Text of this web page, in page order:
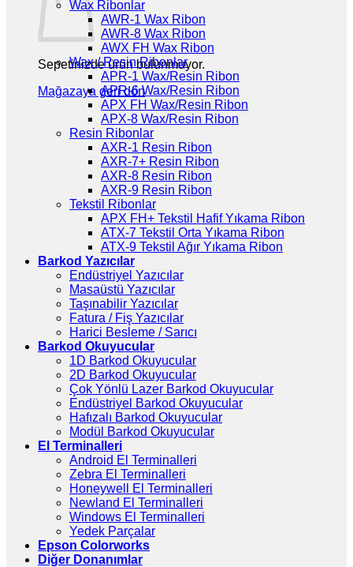
Sepetinizde ürün bulunmuyor.
Mağazaya geri dön
Wax Ribonlar
AWR-1 Wax Ribon
AWR-8 Wax Ribon
AWX FH Wax Ribon
Wax / Resin Ribonlar
APR-1 Wax/Resin Ribon
APR-6 Wax/Resin Ribon
APX FH Wax/Resin Ribon
APX-8 Wax/Resin Ribon
Resin Ribonlar
AXR-1 Resin Ribon
AXR-7+ Resin Ribon
AXR-8 Resin Ribon
AXR-9 Resin Ribon
Tekstil Ribonlar
APX FH+ Tekstil Hafif Yıkama Ribon
ATX-7 Tekstil Orta Yıkama Ribon
ATX-9 Tekstil Ağır Yıkama Ribon
Barkod Yazıcılar
Endüstriyel Yazıcılar
Masaüstü Yazıcılar
Taşınabilir Yazıcılar
Fatura / Fiş Yazıcılar
Harici Besleme / Sarıcı
Barkod Okuyucular
1D Barkod Okuyucular
2D Barkod Okuyucular
Çok Yönlü Lazer Barkod Okuyucular
Endüstriyel Barkod Okuyucular
Hafızalı Barkod Okuyucular
Modül Barkod Okuyucular
El Terminalleri
Android El Terminalleri
Zebra El Terminalleri
Honeywell El Terminalleri
Newland El Terminalleri
Windows El Terminalleri
Yedek Parçalar
Epson Colorworks
Diğer Donanımlar